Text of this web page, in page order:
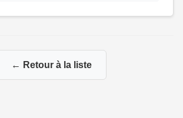
← Retour à la liste